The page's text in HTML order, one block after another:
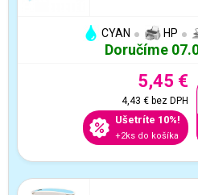
CYAN HP
Doručíme
5,45 €
4,43 €bez DPH
Ušetríte 10%!
+2ks do košíka